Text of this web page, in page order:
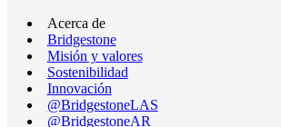
Acerca de
Bridgestone
Misión y valores
Sostenibilidad
Innovación
@BridgestoneLAS
@BridgestoneAR